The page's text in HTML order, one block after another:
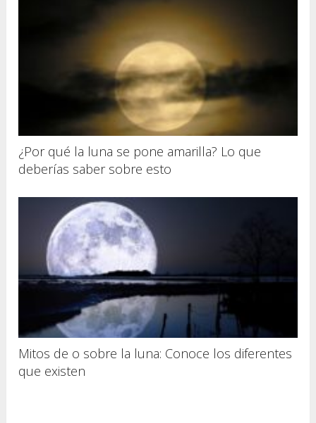
¿Por qué la luna se pone amarilla? Lo que
deberías saber sobre esto
Mitos de o sobre la luna: Conoce los diferentes
que existen